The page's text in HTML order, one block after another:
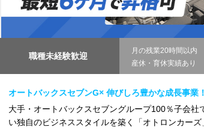
職種未経験歓迎
月の残業20時間以内
産休・育休実績あり
オートバックスセブンG× 伸びしろ豊かな成長事業
大手・オートバックスセブングループ100％子会社
い独自のビジネススタイルを築く「オトロンカー